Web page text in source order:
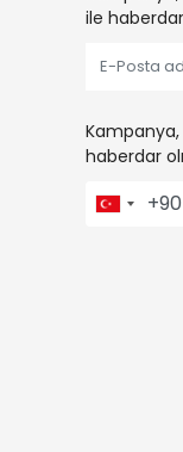
ile
haberdar